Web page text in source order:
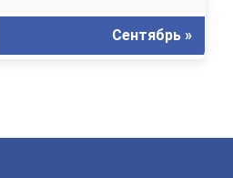
Сентябрь »